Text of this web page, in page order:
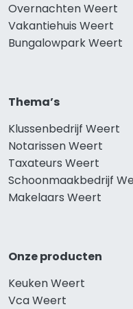
Overnachten Weert
Vakantiehuis Weert
Bungalowpark Weert
Thema’s
Klussenbedrijf Weert
Notarissen Weert
Taxateurs Weert
Schoonmaakbedrijf
Makelaars Weert
Onze producten
Keuken Weert
Vca Weert